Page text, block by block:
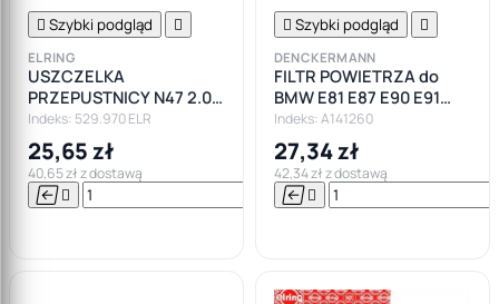
 Szybki podgląd 
ELRING
USZCZELKA
PRZEPUSTNICY N47 2.0
BMW F10 F11 F20 F30 F80
F82 E90
Indeks: 529.970 ELR
25,65 zł
40,65 zł z dostawą
  

 Szybki podgląd 
DENCKERMANN
FILTR POWIETRZA do
BMW E81 E87 E90 E91
E84 X1 1.8 2.0 D N47D20
N57D30
Indeks: A141260
27,34 zł
42,34 zł z dostawą
 